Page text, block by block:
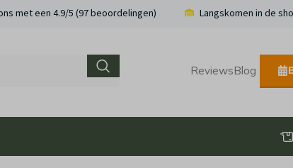
met een 4.9/5 (97 beoordelingen) Langskomen in de
ReviewsBlog